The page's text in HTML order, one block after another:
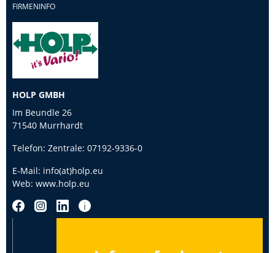
FIRMENINFO
HOLP GMBH
Im Beundle 26
71540 Murrhardt
Telefon: Zentrale: 07192-9336-0
E-Mail: info(at)holp.eu
Web: www.holp.eu